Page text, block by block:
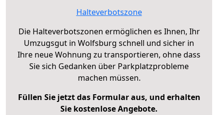
Halteverbotszone
Die Halteverbotszonen ermöglichen es Ihnen, Ihr
Umzugsgut in Wolfsburg schnell und sicher in
Ihre neue Wohnung zu transportieren, ohne dass
Sie sich Gedanken über Parkplatzprobleme
machen müssen.
Füllen Sie jetzt das Formular aus, und erhalten
Sie kostenlose Angebote.